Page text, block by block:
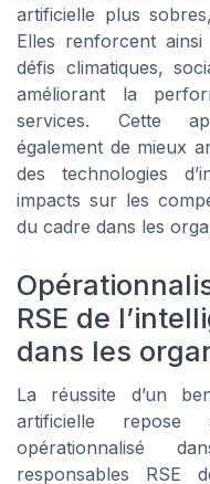
artificielle plus
Elles renforcent
défis climatiques,
améliorant la
services. Cette
également de mieux
des technologies
impacts sur les
du cadre dans les
RSE de
dans les
La réussite d’un
artificielle
opérationnalisé
responsables RSE